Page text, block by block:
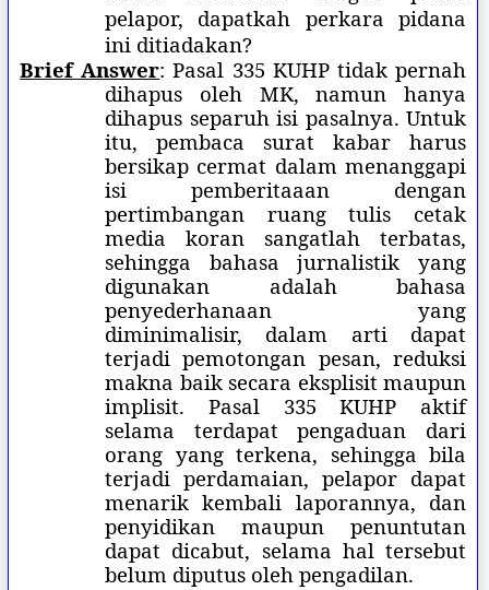
pelapor, dapatkah perkara pidana
ini ditiadakan?
Brief Answer: Pasal 335 KUHP tidak pernah
dihapus oleh MK, namun hanya
dihapus separuh isi pasalnya. Untuk
itu, pembaca surat kabar harus
bersikap cermat dalam menanggapi
isi pemberitaaan dengan
pertimbangan ruang tulis cetak
media koran sangatlah terbatas,
sehingga bahasa jurnalistik yang
digunakan adalah bahasa
penyederhanaan yang
diminimalisir, dalam arti dapat
terjadi pemotongan pesan, reduksi
makna baik secara eksplisit maupun
implisit. Pasal 335 KUHP aktif
selama terdapat pengaduan dari
orang yang terkena, sehingga bila
terjadi perdamaian, pelapor dapat
menarik kembali laporannya, dan
penyidikan maupun penuntutan
dapat dicabut, selama hal tersebut
belum diputus oleh pengadilan.